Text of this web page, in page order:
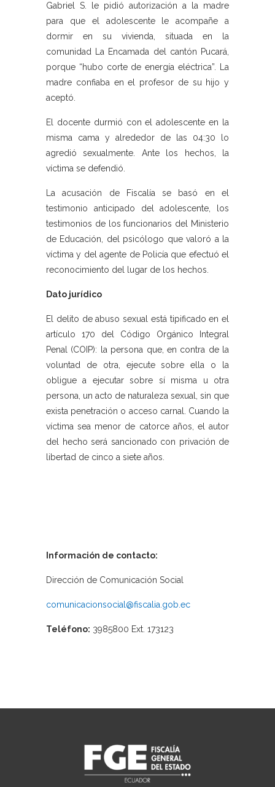
Gabriel S. le pidió autorización a la madre
para que el adolescente le acompañe a
dormir en su vivienda, situada en la
comunidad La Encamada del cantón Pucará,
porque “hubo corte de energía eléctrica”. La
madre confiaba en el profesor de su hijo y
aceptó.
El docente durmió con el adolescente en la
misma cama y alrededor de las 04:30 lo
agredió sexualmente. Ante los hechos, la
víctima se defendió.
La acusación de Fiscalía se basó en el
testimonio anticipado del adolescente, los
testimonios de los funcionarios del Ministerio
de Educación, del psicólogo que valoró a la
víctima y del agente de Policía que efectuó el
reconocimiento del lugar de los hechos.
Dato jurídico
El delito de abuso sexual está tipificado en el
artículo 170 del Código Orgánico Integral
Penal (COIP): la persona que, en contra de la
voluntad de otra, ejecute sobre ella o la
obligue a ejecutar sobre sí misma u otra
persona, un acto de naturaleza sexual, sin que
exista penetración o acceso carnal. Cuando la
víctima sea menor de catorce años, el autor
del hecho será sancionado con privación de
libertad de cinco a siete años.
Información de contacto:
Dirección de Comunicación Social
comunicacionsocial@fiscalia.gob.ec
Teléfono: 3985800 Ext. 173123